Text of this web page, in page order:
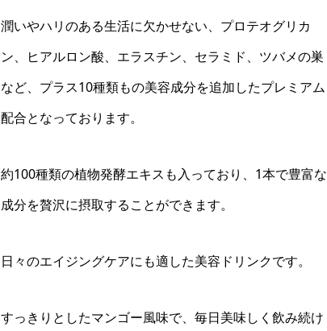
潤いやハリのある生活に欠かせない、プロテオグリカ
ン、ヒアルロン酸、エラスチン、セラミド、ツバメの巣
など、プラス10種類もの美容成分を追加したプレミアム
配合となっております。
約100種類の植物発酵エキスも入っており、1本で豊富な
成分を贅沢に摂取することができます。
日々のエイジングケアにも適した美容ドリンクです。
すっきりとしたマンゴー風味で、毎日美味しく飲み続け